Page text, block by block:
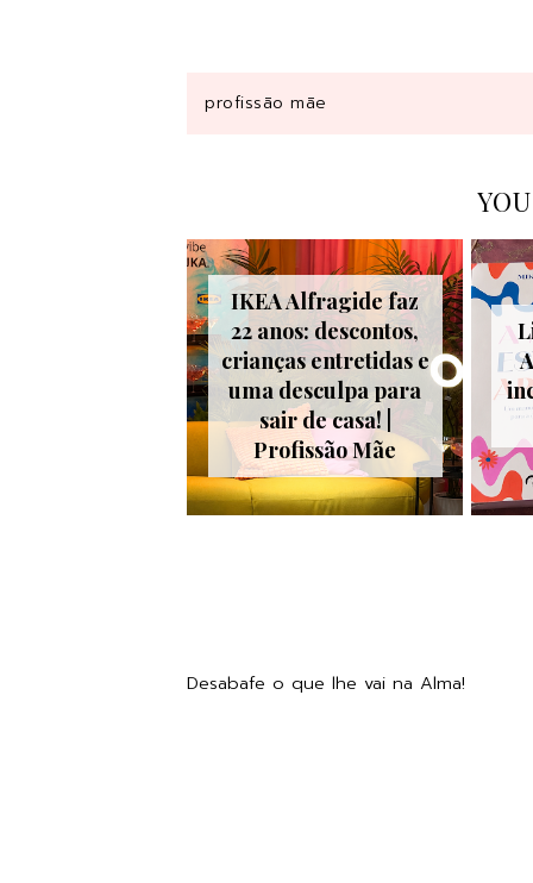
profissão mãe
IKEA Alfragide faz
22 anos: descontos,
crianças entretidas e
uma desculpa para
sair de casa! |
Profissão Mãe
Desabafe o que lhe vai na Alma!